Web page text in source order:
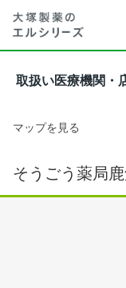
取扱い医療機関・
マップを見る
そうごう薬局